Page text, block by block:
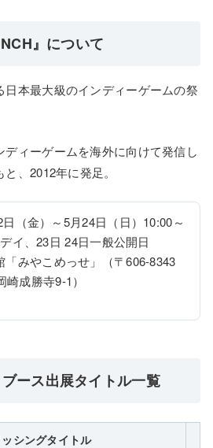
』について
本最大級のインディーゲームの祭
ディーゲームを海外に向けて発信し
、2012年に発足。
（金）～5月24日（日）10:00～
イ、23日 24日一般公開日
みやこめっせ」（〒606-8343
成勝寺9-1）
ース出展タイトル一覧
シングタイトル